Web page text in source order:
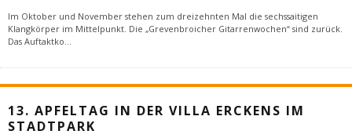
Im Oktober und November stehen zum dreizehnten Mal die sechssaitigen
Klangkörper im Mittelpunkt. Die „Grevenbroicher Gitarrenwochen“ sind zurück.
Das Auftaktko...
13. APFELTAG IN DER VILLA ERCKENS IM
STADTPARK